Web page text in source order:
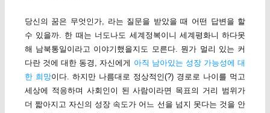
당신의 꿈은 무엇인가, 라는 질문을 받았을 때 어떤 답변을 할
수 있을까. 한 때는 너도나도 세계정복이니 세계평화니 하다못
해 남북통일이라고 이야기했을지도 모른다. 뭔가 멀리 있는 커
다란 것에 대한 동경, 자신에게 아직 남아있는 성장 가능성에 대
한 희망이다. 하지만 나름대로 정상적인(?) 경로로 나이를 먹고
세상에 적응하며 사회인이 된 사람이라면 목표의 거리 범위가
더 짧아지고 자신의 성장 속도가 어느 선을 넘지 못다는 것을 안